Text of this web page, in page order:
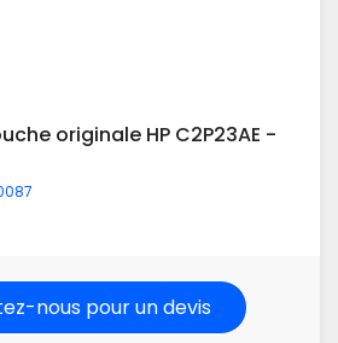
originale HP C2P23AE -
nous pour un devis